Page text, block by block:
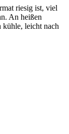
riesig ist, viel
An heißen
kühle, leicht nach